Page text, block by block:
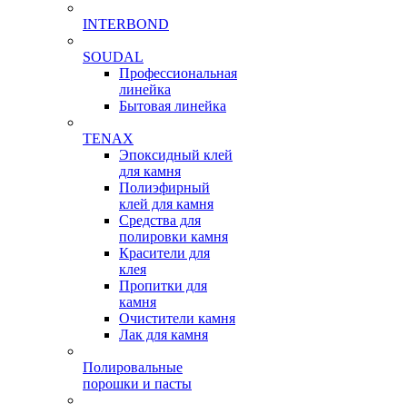
INTERBOND
SOUDAL
Профессиональная
линейка
Бытовая линейка
TENAX
Эпоксидный клей
для камня
Полиэфирный
клей для камня
Средства для
полировки камня
Красители для
клея
Пропитки для
камня
Очистители камня
Лак для камня
Полировальные
порошки и пасты